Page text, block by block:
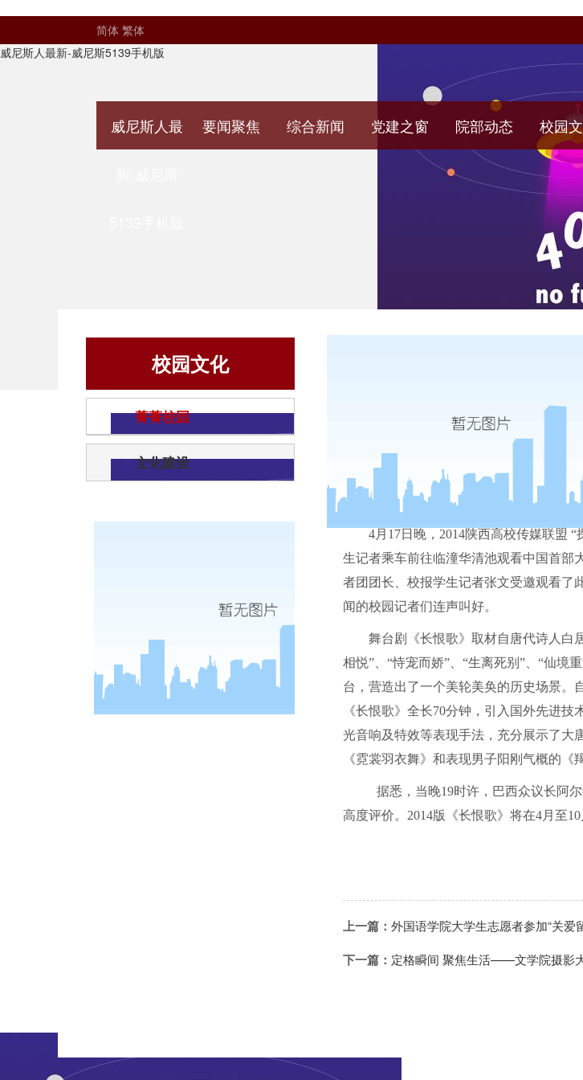
简体 繁体
威尼斯人最新-威尼斯5139手机版
威尼斯人最 要闻聚焦 综合新闻 党建之窗 院部动态 校园
校园文化
菁菁校园
文化建设
穿越时空 品味经典——我校
4月 17日 晚， 2014陕西高校传媒联盟
生记者乘车前往临潼华清池观看中国首部
者团团长、校报学生记者张文受邀观看了
闻的校园记者们连声叫好。
舞台剧《长恨歌》取材自唐代诗人白
相悦”、“恃宠而娇”、“生离死别”、“仙境
台，营造出了一个美轮美奂的历史场景。
《长恨歌》全长70分钟，引入国外先进技
光音响及特效等表现手法，充分展示了大
《霓裳羽衣舞》和表现男子阳刚气概的《
据悉，当晚19时许，巴西众议长阿
高度评价。 2014版《长恨歌》将在4月至10
上一篇： 外国语学院大学生志愿者参加“关爱
下一篇： 定格瞬间 聚焦生活——文学院摄影